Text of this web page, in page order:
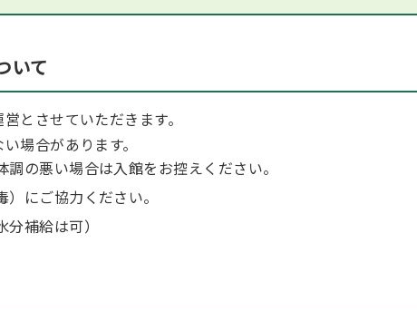
いて
とさせていただきます。
場合があります。
の悪い場合は入館をお控えください。
にご協力ください。
補給は可）